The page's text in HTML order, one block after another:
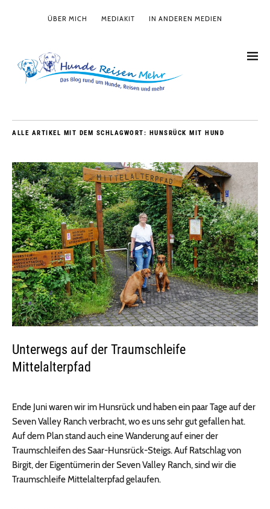
ÜBER MICH MEDIAKIT IN ANDEREN MEDIEN
ALLE ARTIKEL MIT DEM SCHLAGWORT: HUNSRÜCK MIT HUND
Unterwegs auf der Traumschleife
Mittelalterpfad
Ende Juni waren wir im Hunsrück und haben ein paar Tage auf der
Seven Valley Ranch verbracht, wo es uns sehr gut gefallen hat.
Auf dem Plan stand auch eine Wanderung auf einer der
Traumschleifen des Saar-Hunsrück-Steigs. Auf Ratschlag von
Birgit, der Eigentümerin der Seven Valley Ranch, sind wir die
Traumschleife Mittelalterpfad gelaufen.